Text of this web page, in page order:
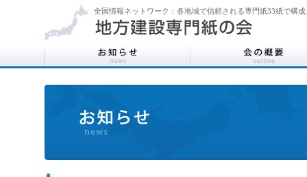
全国情報ネットワーク：各地域で信頼される専門紙33紙で構成